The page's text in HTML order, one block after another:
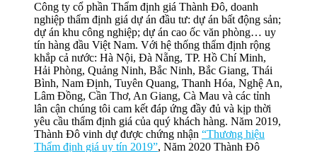
Công ty cổ phần Thẩm định giá Thành Đô, doanh
nghiệp thẩm định giá dự án đầu tư: dự án bất động sản;
dự án khu công nghiệp; dự án cao ốc văn phòng… uy
tín hàng đầu Việt Nam. Với hệ thống thẩm định rộng
khắp cả nước: Hà Nội, Đà Nẵng, TP. Hồ Chí Minh,
Hải Phòng, Quảng Ninh, Bắc Ninh, Bắc Giang, Thái
Bình, Nam Định, Tuyên Quang, Thanh Hóa, Nghệ An,
Lâm Đồng, Cần Thơ, An Giang, Cà Mau và các tỉnh
lân cận chúng tôi cam kết đáp ứng đầy đủ và kịp thời
yêu cầu thẩm định giá của quý khách hàng. Năm 2019,
Thành Đô vinh dự được chứng nhận “Thương hiệu
Thẩm định giá uy tín 2019”, Năm 2020 Thành Đô